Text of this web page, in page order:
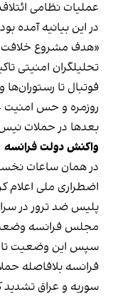
عملیات نظامی
در این بیانیه آمده
«هدف مشروع خلافت
تحلیلگران امنیتی
فوتبال تا
روزمره و حس امنیت
بعدها در حملات
واکنش دولت فرانسه
در همان ساعات
اضطراری ملی اعلام
پلیس ضد ترور در
مجلس فرانسه
سپس این وضعیت تا
فرانسه بلافاصله
سوریه و عراق تشدید